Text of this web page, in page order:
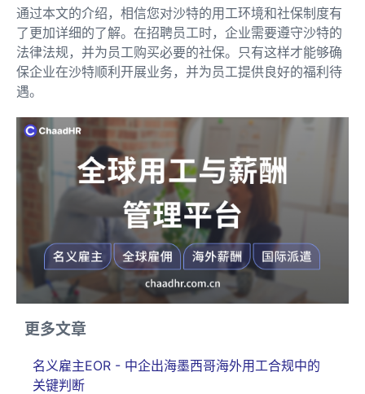
通过本文的介绍，相信您对沙特的用工环境和社保制度有
了更加详细的了解。在招聘员工时，企业需要遵守沙特的
法律法规，并为员工购买必要的社保。只有这样才能够确
保企业在沙特顺利开展业务，并为员工提供良好的福利待
遇。
更多文章
名义雇主EOR - 中企出海墨西哥海外用工合规中的
关键判断